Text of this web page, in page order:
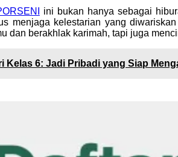
ini bukan hanya sebagai
menjaga kelestarian yang
dan berakhlak karimah, tapi juga
Kelas 6: Jadi Pribadi yang Siap